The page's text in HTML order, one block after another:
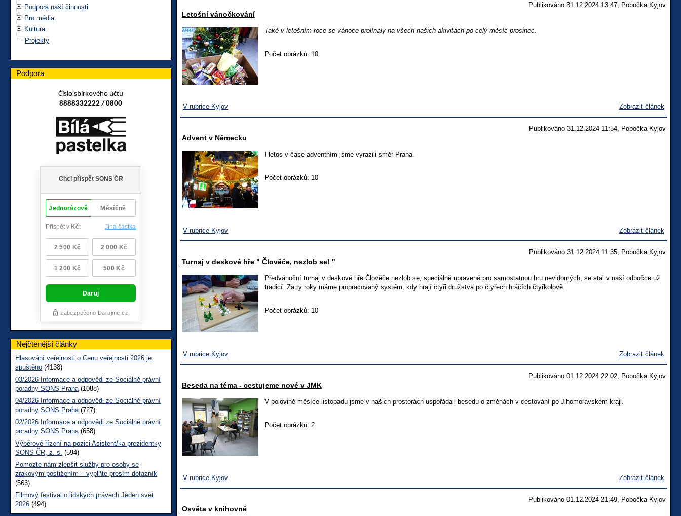
Podpora naší činnosti
Pro média
Kultura
Projekty
Publikováno 31.12.2024 13:47, Pobočka Kyjov
Letošní vánočkování
Také v letošním roce se vánoce prolínaly na všech našich akivitách po celý měsíc prosinec.
Počet obrázků: 10
V rubrice Kyjov Zobrazit článek
Publikováno 31.12.2024 11:54, Pobočka Kyjov
Advent v Německu
I letos v čase adventním jsme vyrazili směr Praha.
Počet obrázků: 10
V rubrice Kyjov Zobrazit článek
Publikováno 31.12.2024 11:35, Pobočka Kyjov
Turnaj v deskové hře " Člověče, nezlob se! "
Předvánoční turnaj v deskové hře Člověče nezlob se, speciálně upravené pro samostatnou hru nevidomých, se stal v naší odbočce už
tradicí. Za ty roky máme propracovaný systém, kdy hrají čtyři družstva po čtyřech hráčích čtyřkolově.
Počet obrázků: 10
V rubrice Kyjov Zobrazit článek
Publikováno 01.12.2024 22:02, Pobočka Kyjov
Beseda na téma - cestujeme nové v JMK
V polovině měsíce listopadu jsme v našich prostorách uspořádali besedu o změnách v cestování po Jihomoravském kraji.
Počet obrázků: 2
V rubrice Kyjov Zobrazit článek
Publikováno 01.12.2024 21:49, Pobočka Kyjov
Osvěta v knihovně
Podpora
Číslo sbírkového účtu
8888332222 / 0800
Nejčtenější články
Hlasování veřejnosti o Cenu veřejnosti 2026 je
spuštěno (4138)
03/2026 Informace a odpovědi ze Sociálně právní
poradny SONS Praha (1088)
04/2026 Informace a odpovědi ze Sociálně právní
poradny SONS Praha (727)
02/2026 Informace a odpovědi ze Sociálně právní
poradny SONS Praha (658)
Výběrové řízení na pozici Asistent/ka prezidentky
SONS ČR, z. s. (594)
Pomozte nám zlepšit služby pro osoby se
zrakovým postižením – vyplňte prosím dotazník
(563)
Filmový festival o lidských právech Jeden svět
2026 (494)